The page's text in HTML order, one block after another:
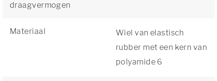
draagvermogen
Materiaal
Wiel van elastisch
rubber met een kern van
polyamide 6